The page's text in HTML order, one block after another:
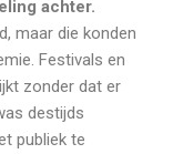
achter.
maar die konden
Festivals en
zonder dat er
destijds
publiek te